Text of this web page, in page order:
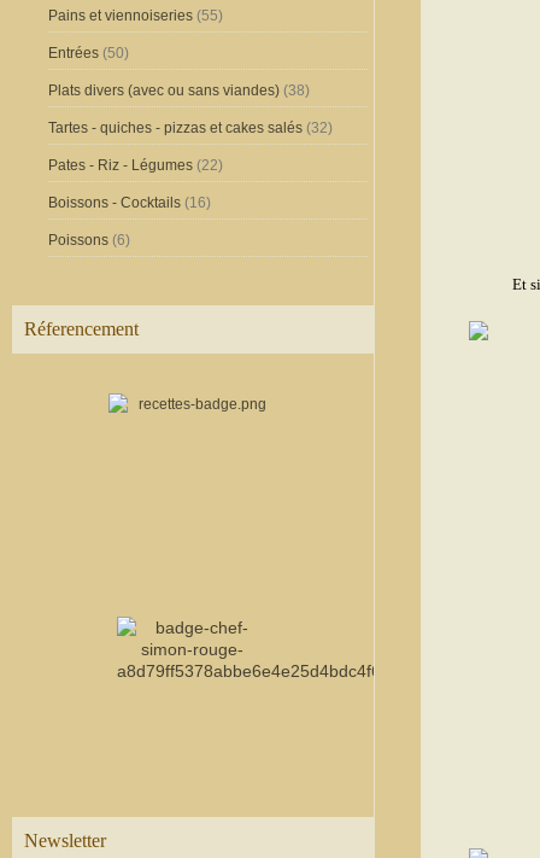
Pains et viennoiseries (55)
Entrées (50)
Plats divers (avec ou sans viandes) (38)
Tartes - quiches - pizzas et cakes salés (32)
Pates - Riz - Légumes (22)
Boissons - Cocktails (16)
Poissons (6)
Réferencement
Newsletter
Et